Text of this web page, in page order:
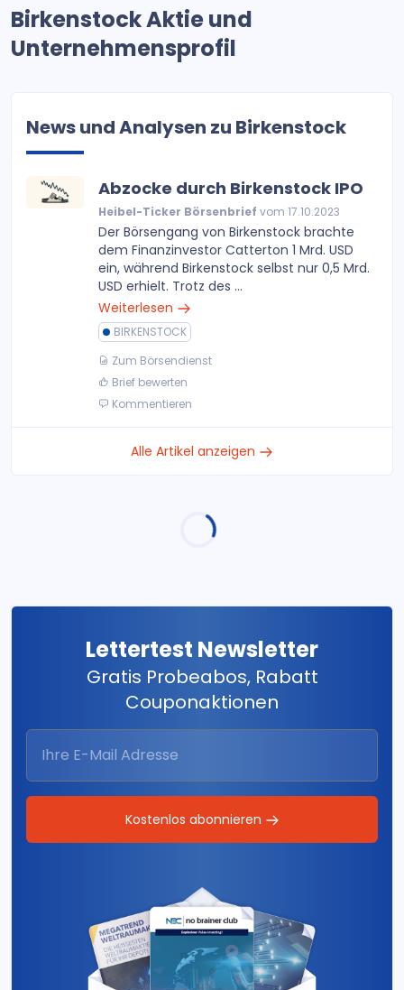
Birkenstock Aktie und
Unternehmensprofil
News und Analysen zu Birkenstock
Abzocke durch Birkenstock IPO
Heibel-Ticker Börsenbrief vom 17.10.2023
Der Börsengang von Birkenstock brachte
dem Finanzinvestor Catterton 1 Mrd. USD
ein, während Birkenstock selbst nur 0,5 Mrd.
USD erhielt. Trotz des ...
Weiterlesen
BIRKENSTOCK
Zum Börsendienst
Brief bewerten
Kommentieren
Alle Artikel anzeigen
Lettertest Newsletter
Gratis Probeabos, Rabatt
Couponaktionen
Kostenlos abonnieren